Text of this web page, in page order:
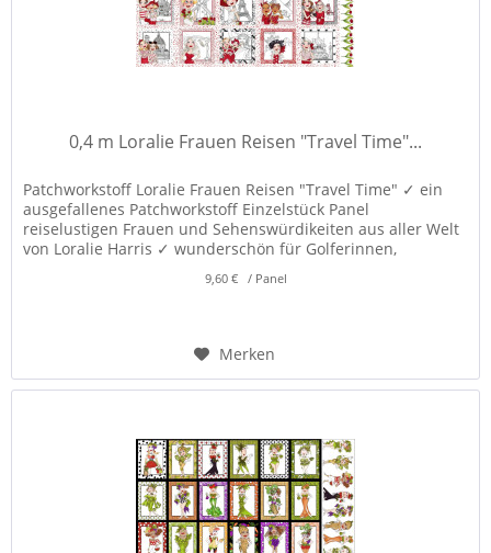
0,4 m Loralie Frauen Reisen "Travel Time"...
Patchworkstoff Loralie Frauen Reisen "Travel Time" ✓ ein
ausgefallenes Patchworkstoff Einzelstück Panel
reiselustigen Frauen und Sehenswürdikeiten aus aller Welt
von Loralie Harris ✓ wunderschön für Golferinnen,
9,60 € / Panel
Merken